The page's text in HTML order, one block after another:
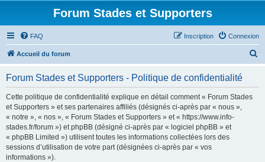
Forum Stades et Supporters
FAQ Connexion
Inscription
Accueil du forum
Forum Stades et Supporters - Politique de confidentialité
Cette politique de confidentialité explique en détail comment « Forum Stades
et Supporters » et ses partenaires affiliés (désignés ci-après par « nous »,
« notre », « nos », « Forum Stades et Supporters » et « https://www.info-
stades.fr/forum ») et phpBB (désigné ci-après par « logiciel phpBB » et
« phpBB Limited ») utilisent toutes les informations collectées lors des
sessions d’utilisation de votre part (désignées ci-après par « vos
informations »).